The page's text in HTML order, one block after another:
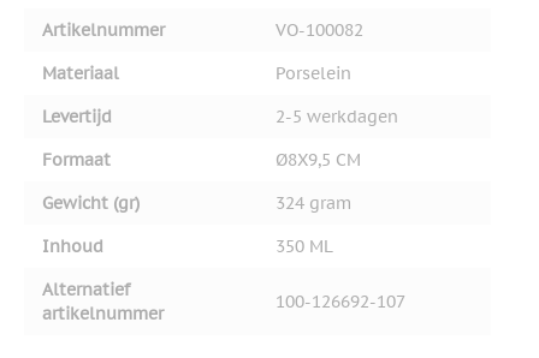
Artikelnummer
VO-100082
Materiaal
Porselein
Levertijd
2-5 werkdagen
Formaat
Ø8X9,5 CM
Gewicht (gr)
324 gram
Inhoud
350 ML
Alternatief
artikelnummer
100-126692-107